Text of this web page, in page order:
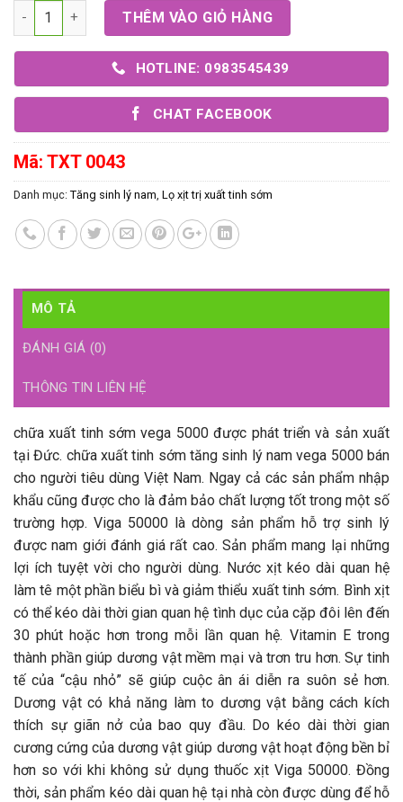
Số lượng THÊM VÀO GIỎ HÀNG
HOTLINE: 0983545439
CHAT FACEBOOK
Mã: TXT 0043
Danh mục: Tăng sinh lý nam Lọ xịt trị xuất tinh sớm
MÔ TẢ
ĐÁNH GIÁ (0)
THÔNG TIN LIÊN HỆ
chữa xuất tinh sớm vega 5000 được phát triển và sản xuất
tại Đức. chữa xuất tinh sớm tăng sinh lý nam vega 5000 bán
cho người tiêu dùng Việt Nam. Ngay cả các sản phẩm nhập
khẩu cũng được cho là đảm bảo chất lượng tốt trong một số
trường hợp. Viga 50000 là dòng sản phẩm hỗ trợ sinh lý
được nam giới đánh giá rất cao. Sản phẩm mang lại những
lợi ích tuyệt vời cho người dùng. Nước xịt kéo dài quan hệ
làm tê một phần biểu bì và giảm thiểu xuất tinh sớm. Bình xịt
có thể kéo dài thời gian quan hệ tình dục của cặp đôi lên đến
30 phút hoặc hơn trong mỗi lần quan hệ. Vitamin E trong
thành phần giúp dương vật mềm mại và trơn tru hơn. Sự tinh
tế của “cậu nhỏ” sẽ giúp cuộc ân ái diễn ra suôn sẻ hơn.
Dương vật có khả năng làm to dương vật bằng cách kích
thích sự giãn nở của bao quy đầu. Do kéo dài thời gian
cương cứng của dương vật giúp dương vật hoạt động bền bỉ
hơn so với khi không sử dụng thuốc xịt Viga 50000. Đồng
thời, sản phẩm kéo dài quan hệ tại nhà còn được dùng để hỗ